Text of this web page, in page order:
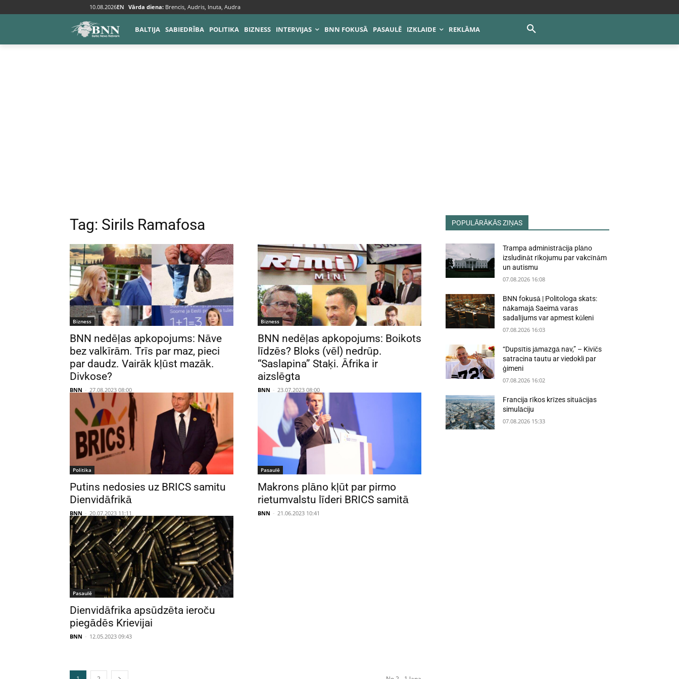
10.08.2026EN Vārda diena: Brencis, Audris, Inuta, Audra
BALTIJA SABIEDRĪBA POLITIKA BIZNESS INTERVIJAS BNN FOKUSĀ PASAULĒ IZKLAIDE REKLĀMA
Tags Sirils Ramafosa
Tag: Sirils Ramafosa
Bizness
BNN nedēļas apkopojums: Nāve
bez valkīrām. Trīs par maz, pieci
par daudz. Vairāk kļūst mazāk.
Divkose?
BNN - 27.08.2023 08:00
Bizness
BNN nedēļas apkopojums: Boikots
līdzēs? Bloks (vēl) nedrūp.
“Saslapina” Staķi. Āfrika ir
aizslēgta
BNN - 23.07.2023 08:00
Politika
Putins nedosies uz BRICS samitu
Dienvidāfrikā
BNN - 20.07.2023 11:11
Pasaulē
Makrons plāno kļūt par pirmo
rietumvalstu līderi BRICS samitā
BNN - 21.06.2023 10:41
Pasaulē
Dienvidāfrika apsūdzēta ieroču
piegādēs Krievijai
BNN - 12.05.2023 09:43
POPULĀRĀKĀS ZIŅAS
Trampa administrācija plāno
izsludināt rīkojumu par vakcīnām
un autismu
07.08.2026 16:08
BNN fokusā | Politologa skats:
nākamajā Saeimā varas
sadalījums var apmest kūleni
07.08.2026 16:03
“Dupsītis jāmazgā nav,” – Kivičs
satracina tautu ar viedokli par
ģimeni
07.08.2026 16:02
Francija rīkos krīzes situācijas
simulāciju
07.08.2026 15:33